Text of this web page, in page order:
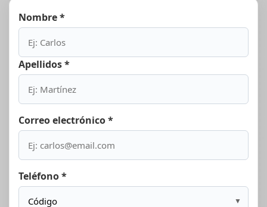
Nombre *
Apellidos *
Correo electrónico *
Teléfono *
▼